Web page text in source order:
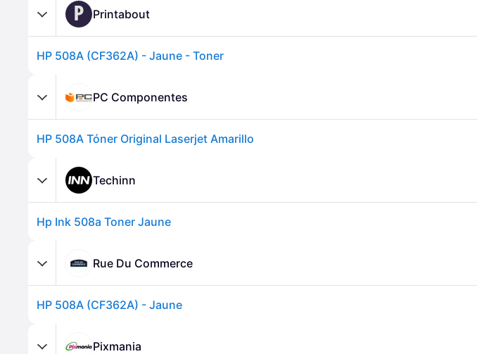
P Printabout
HP 508A (CF362A) - Jaune - Toner
PC Componentes
HP 508A Tóner Original Laserjet Amarillo
Techinn
Hp Ink 508a Toner Jaune
Rue Du Commerce
HP 508A (CF362A) - Jaune
Pixmania